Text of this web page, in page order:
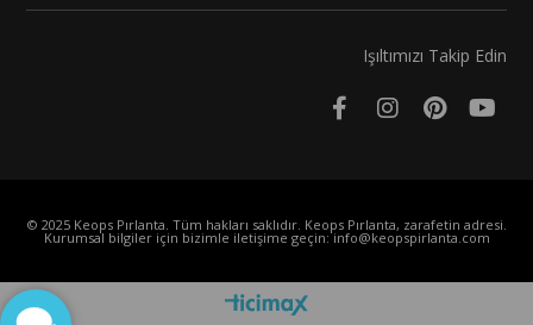
Işıltımızı Takip Edin
© 2025 Keops Pırlanta. Tüm hakları saklıdır. Keops Pırlanta, zarafetin adresi.
Kurumsal bilgiler için bizimle iletişime geçin:info@keopspirlanta.com